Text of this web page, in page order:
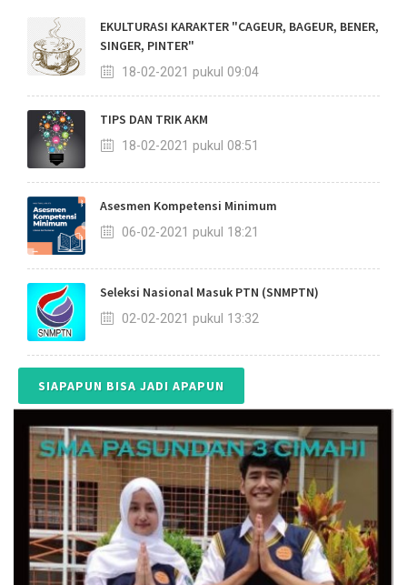
EKULTURASI KARAKTER "CAGEUR, BAGEUR, BENER,
SINGER, PINTER"
18-02-2021 pukul 09:04
TIPS DAN TRIK AKM
18-02-2021 pukul 08:51
Asesmen Kompetensi Minimum
06-02-2021 pukul 18:21
Seleksi Nasional Masuk PTN (SNMPTN)
02-02-2021 pukul 13:32
SIAPAPUN BISA JADI APAPUN